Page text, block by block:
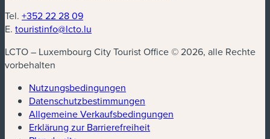
Tel. +352 22 28 09
E. touristinfo@lcto.lu
LCTO – Luxembourg City Tourist Office © 2026, alle Rechte
vorbehalten
Nutzungsbedingungen
Datenschutzbestimmungen
Allgemeine Verkaufsbedingungen
Erklärung zur Barrierefreiheit